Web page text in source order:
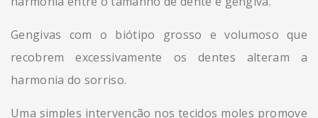
Gengivas com o biótipo grosso e volumoso que
recobrem excessivamente os dentes alteram a
harmonia do sorriso.
Uma simples intervenção nos tecidos moles promove